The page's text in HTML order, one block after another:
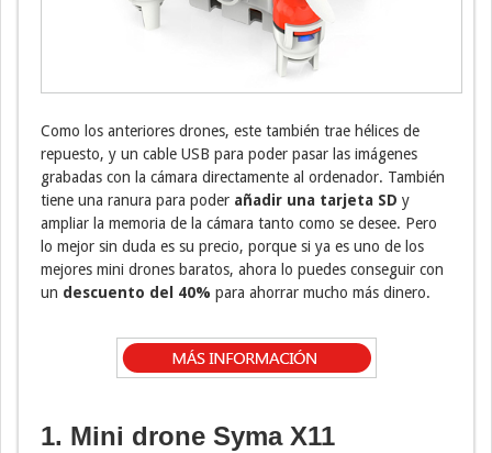
Como los anteriores drones, este también trae hélices de
repuesto, y un cable USB para poder pasar las imágenes
grabadas con la cámara directamente al ordenador. También
tiene una ranura para poder añadir una tarjeta SD y
ampliar la memoria de la cámara tanto como se desee. Pero
lo mejor sin duda es su precio, porque si ya es uno de los
mejores mini drones baratos, ahora lo puedes conseguir con
un descuento del 40% para ahorrar mucho más dinero.
1. Mini drone Syma X11